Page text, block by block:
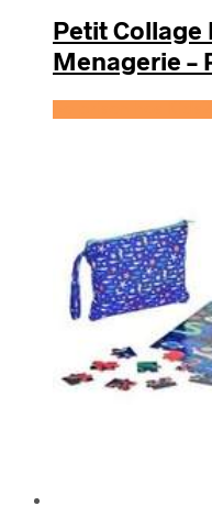
Petit Collage
Menagerie –